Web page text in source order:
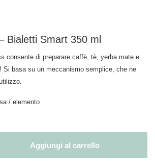
Bialetti Smart 350 ml
consente di preparare caffè, tè, yerba mate e
Si basa su un meccanismo semplice, che ne
/ elemento
Aggiungi al carrello